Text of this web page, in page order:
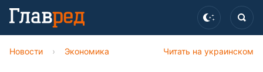
Читать на украинском
Новости › Экономика